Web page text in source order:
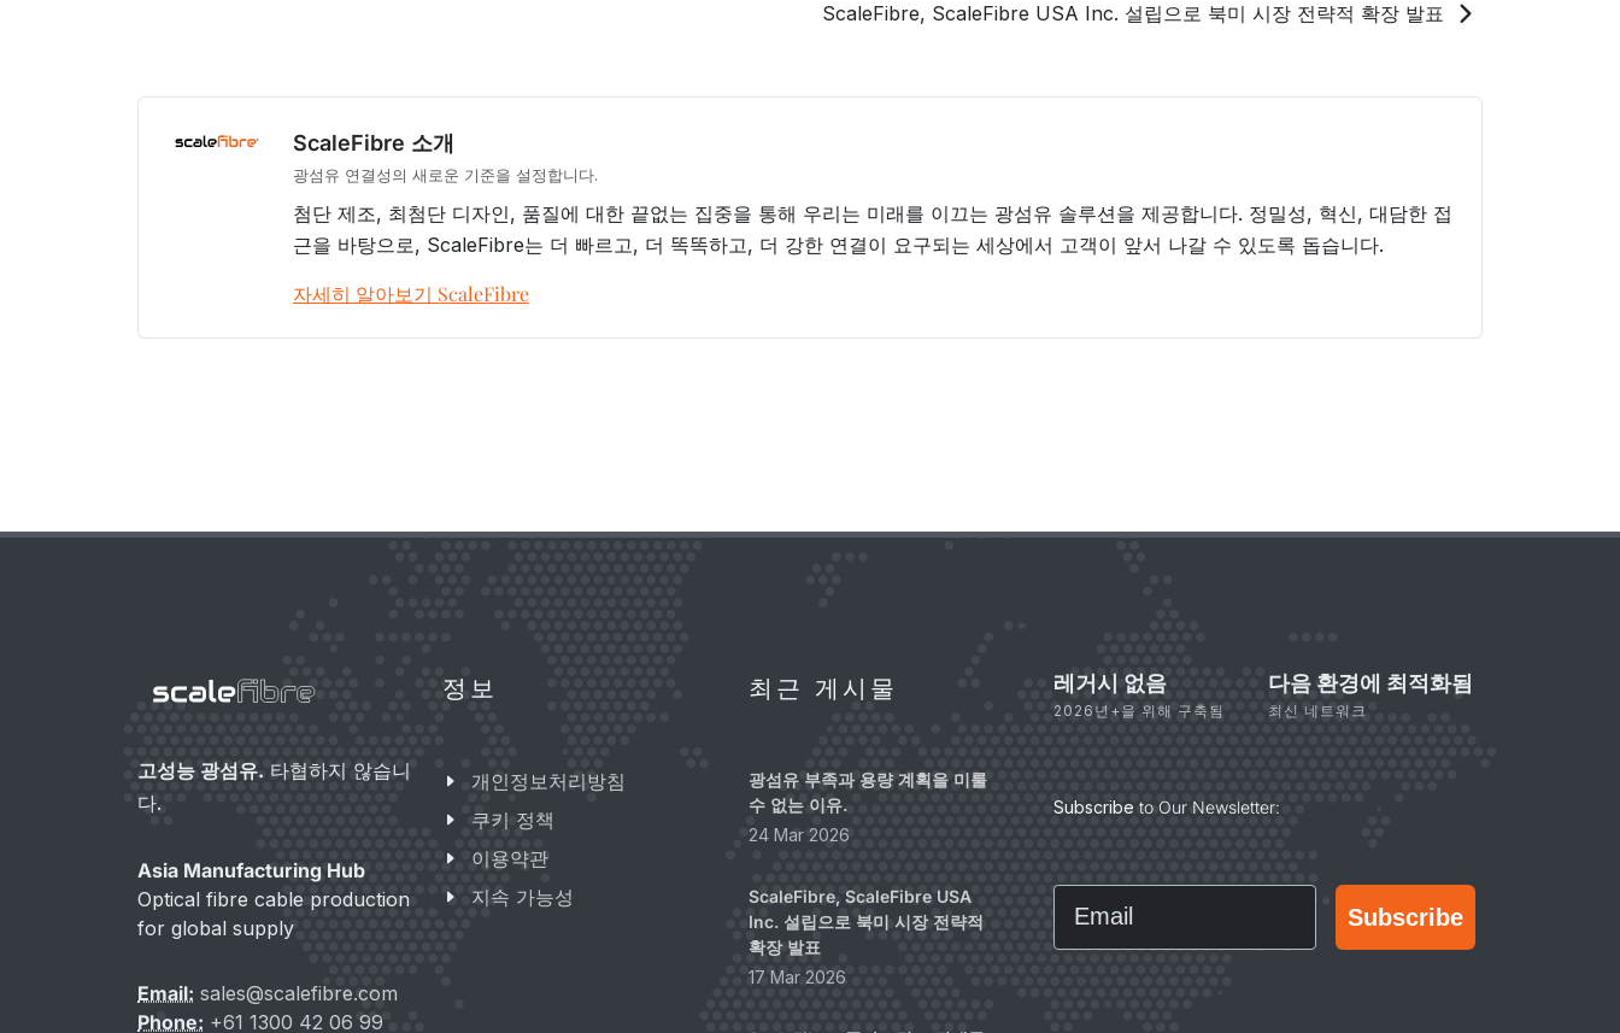
ScaleFibre, ScaleFibre USA Inc. 설립으로 북미 시장 전략적 확장 발표
ScaleFibre 소개
광섬유 연결성의 새로운 기준을 설정합니다.
첨단 제조, 최첨단 디자인, 품질에 대한 끝없는 집중을 통해 우리는 미래를 이끄는 광섬유 솔루션을 제공합니다. 정밀성, 혁신, 대담한 접
근을 바탕으로, ScaleFibre는 더 빠르고, 더 똑똑하고, 더 강한 연결이 요구되는 세상에서 고객이 앞서 나갈 수 있도록 돕습니다.
자세히 알아보기 ScaleFibre
고성능 광섬유. 타협하지 않습니
다.
Asia Manufacturing Hub
Optical fibre cable production
for global supply
Email: sales@scalefibre.com
Phone: +61 1300 42 06 99
정보
개인정보처리방침
쿠키 정책
이용약관
지속 가능성
최근 게시물
광섬유 부족과 용량 계획을 미룰
수 없는 이유.
24 Mar 2026
ScaleFibre, ScaleFibre USA
Inc. 설립으로 북미 시장 전략적
확장 발표
17 Mar 2026
레거시 없음
2026년+을 위해 구축됨
다음 환경에 최적화됨
최신 네트워크
Subscribe to Our Newsletter:
Email
Subscribe